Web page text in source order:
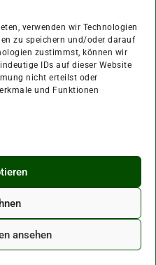
verwenden wir Technologien
zu speichern und/oder darauf
zustimmst, können wir
IDs auf dieser Website
nicht erteilst oder
und Funktionen
ansehen
made with love ❤